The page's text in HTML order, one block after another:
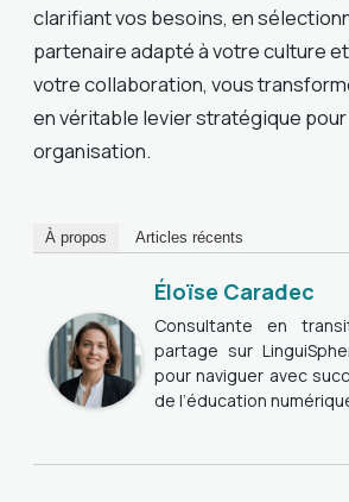
clarifiant vos besoins, en
partenaire adapté à votre culture
votre collaboration, vous
en véritable levier stratégique
organisation.
À propos Articles récents
Éloïse Caradec
Consultante en
partage sur
pour naviguer avec
de l’éducation